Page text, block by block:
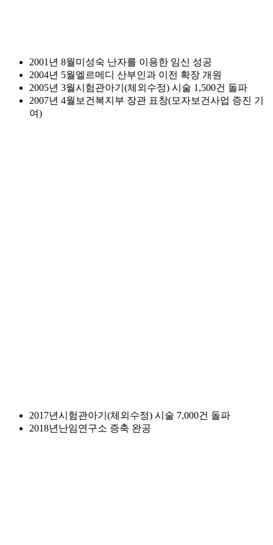
2001년 8월미성숙 난자를 이용한 임신 성공
2004년 5월엘르메디 산부인과 이전 확장 개원
2005년 3월시험관아기(체외수정) 시술 1,500건 돌파
2007년 4월 보건복지부 장관 표창(모자보건사업 증진 기
여)
2017년시험관아기(체외수정) 시술 7,000건 돌파
2018년 난임연구소 증축 완공